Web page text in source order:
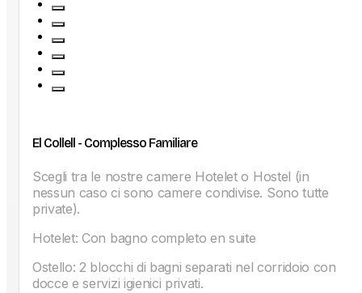
El Collell - Complesso Familiare
Scegli tra le nostre camere Hotelet o Hostel (in
nessun caso ci sono camere condivise. Sono tutte
private).
Hotelet: Con bagno completo en suite
Ostello: 2 blocchi di bagni separati nel corridoio con
docce e servizi igienici privati.